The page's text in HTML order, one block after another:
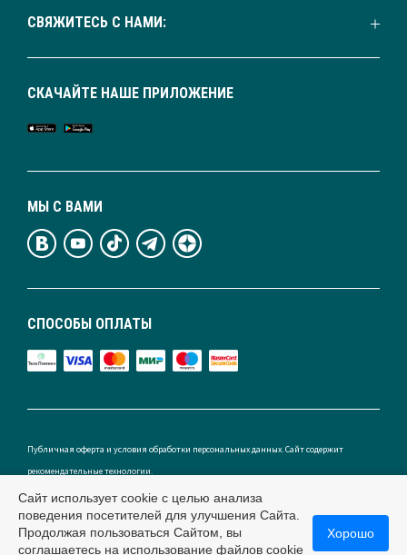
СВЯЖИТЕСЬ С НАМИ:
СПОСОБЫ ОПЛАТЫ
МЫ С ВАМИ
СКАЧАЙТЕ НАШЕ ПРИЛОЖЕНИЕ
Публичная оферта и условия обработки персональных данных. Сайт содержит
рекомендательные технологии.
Россия
Сайт использует cookie с целью анализа
поведения посетителей для улучшения Сайта.
Продолжая пользоваться Сайтом, вы
соглашаетесь на использование файлов cookie
Хорошо